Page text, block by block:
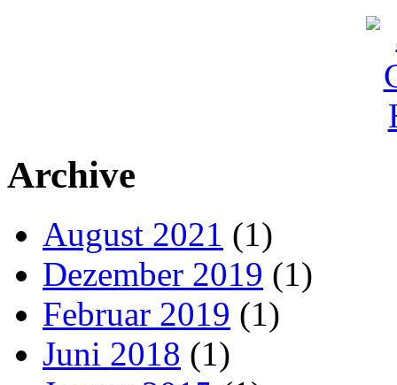
Archive
August 2021 (1)
Dezember 2019 (1)
Februar 2019 (1)
Juni 2018 (1)